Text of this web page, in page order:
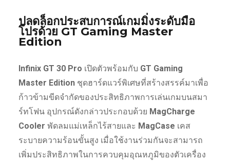
ปลดล็อกประสบการณ์เกมมิ่งระดับมือ
โปรด้วย GT Gaming Master
Edition
Infinix GT 30 Pro เปิดตัวพร้อมกับ GT Gaming
Master Editionชุดฮาร์ดแวร์พิเศษที่สร้างสรรค์มาเพื่อ
ก้าวข้ามขีดจำกัดของประสิทธิภาพการเล่นเกมบนสมา
ร์ทโฟน อุปกรณ์ดังกล่าวประกอบด้วย MagCharge
Cooler พัดลมแม่เหล็กไร้สายและ MagCase เคส
ระบายความร้อนขั้นสูง เมื่อใช้งานร่วมกันจะสามารถ
เพิ่มประสิทธิภาพในการควบคุมอุณหภูมิของตัวเครื่อง